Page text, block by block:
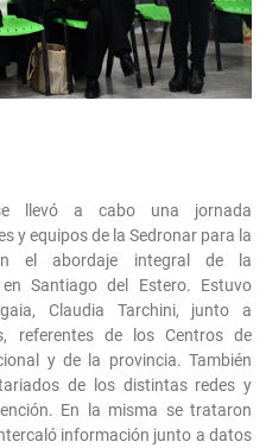
llevó a cabo una jornada
y equipos de la Sedronar para la
el abordaje integral de la
Santiago del Estero. Estuvo
Claudia Tarchini, junto a
referentes de los Centros de
y de la provincia. También
de los distintas redes y
En la misma se trataron
información junto a datos